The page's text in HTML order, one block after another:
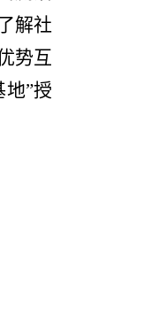
解社
势互
”授